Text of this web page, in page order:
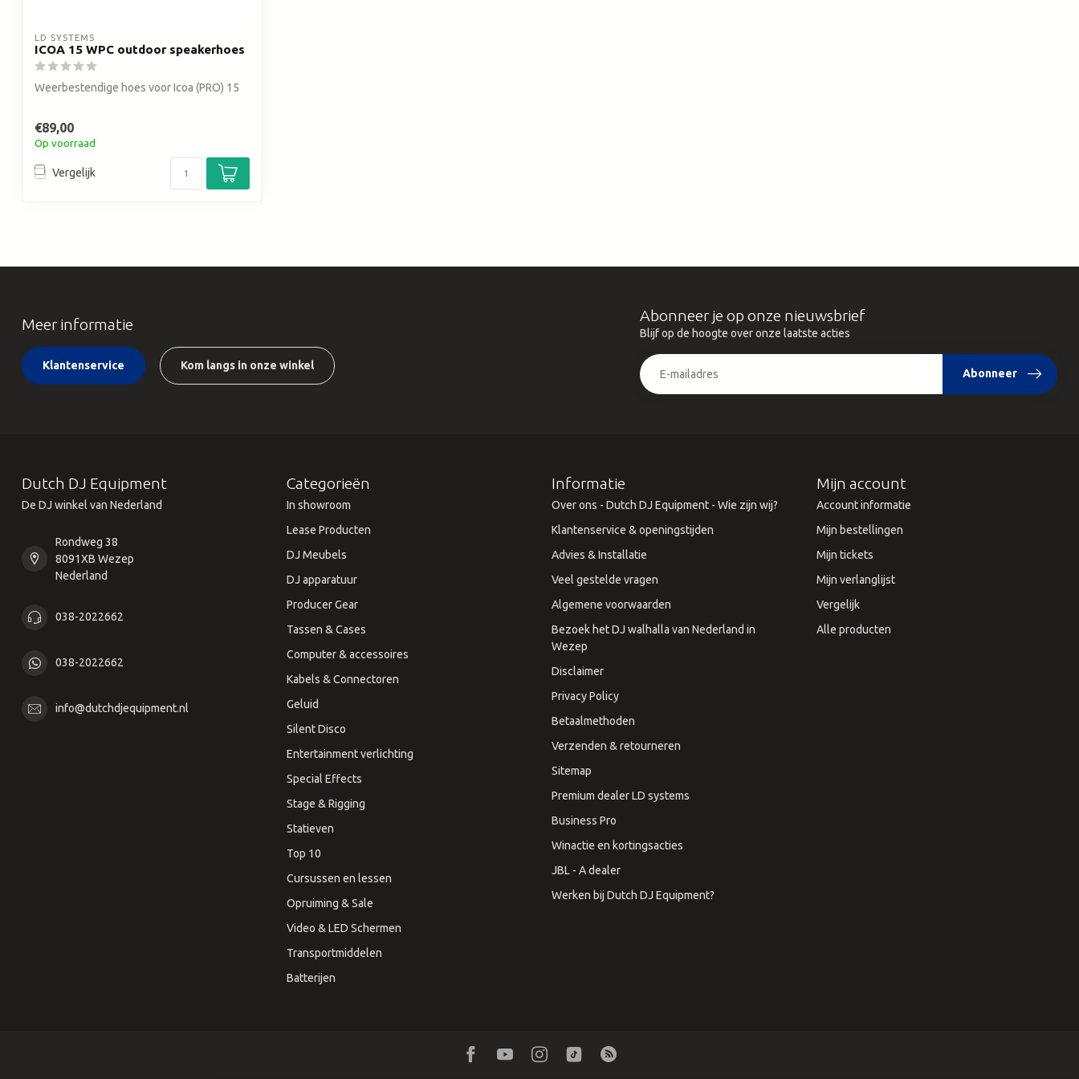
LD SYSTEMS
ICOA 15 WPC outdoor speakerhoes
Weerbestendige hoes voor Icoa (PRO) 15
€89,00
Op voorraad
Vergelijk
Meer informatie
Klantenservice Kom langs in onze winkel
Abonneer je op onze nieuwsbrief
Blijf op de hoogte over onze laatste acties
Abonneer
Dutch DJ Equipment
De DJ winkel van Nederland
Rondweg 38
8091XB Wezep
Nederland
038-2022662
038-2022662
info@dutchdjequipment.nl
Categorieën
In showroom
Lease Producten
DJ Meubels
DJ apparatuur
Producer Gear
Tassen & Cases
Computer & accessoires
Kabels & Connectoren
Geluid
Silent Disco
Entertainment verlichting
Special Effects
Stage & Rigging
Statieven
Top 10
Cursussen en lessen
Opruiming & Sale
Video & LED Schermen
Transportmiddelen
Batterijen
Informatie
Over ons - Dutch DJ Equipment - Wie zijn wij?
Klantenservice & openingstijden
Advies & Installatie
Veel gestelde vragen
Algemene voorwaarden
Bezoek het DJ walhalla van Nederland in
Wezep
Disclaimer
Privacy Policy
Betaalmethoden
Verzenden & retourneren
Sitemap
Premium dealer LD systems
Business Pro
Winactie en kortingsacties
JBL - A dealer
Werken bij Dutch DJ Equipment?
Mijn account
Account informatie
Mijn bestellingen
Mijn tickets
Mijn verlanglijst
Vergelijk
Alle producten